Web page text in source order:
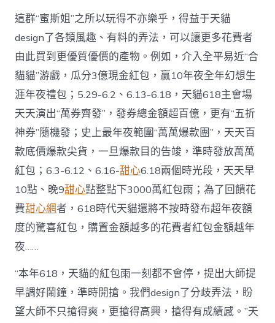
這群“蜜斯姐”之所以玩得不亦樂乎，得益于天貓
design了各類風趣、有料的弄法，可以讓更多花費者
由此買到更優質優價的產物。例如，介入全平易近“合
貓貓”游戲，瓜分3億現金紅包，贏10年夜全年幻想生
涯年夜禮包；5.29-6.2、6.13-6.18，天貓618主會場
天天演出“萬券齊發”，發券總金額超百億，更有“五折
神券”隨機發；史上最年夜範圍“萬萬爆款團”，天天百
款底價爆款尖貨，一旦爆款目的告竣，準時發放萬萬
紅包；6.3-6.12、6.16-甜心6.18兩個時光段，天天早
10點、晚9甜心點整點下3000萬紅包雨；為了回饋花
費甜心網者，618時代天貓還將不按時發布超年夜額
度的驚喜紅包，購置金額越多的花費者紅包金額越年
夜……
“本年618，天貓的紅包雨一刻都不會停，提出大師提
早調好鬧鐘，準時開搶。我們design了分歧弄法，盼
望大師不只搶得爽，更搶得高興，搶得有成績感。”天